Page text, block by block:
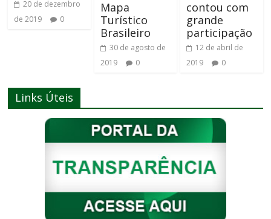
20 de dezembro
de 2019
0
Mapa
Turístico
Brasileiro
30 de agosto de
2019
0
contou com
grande
participação
12 de abril de
2019
0
Links Úteis